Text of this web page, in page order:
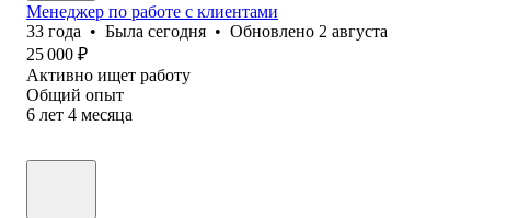
Менеджер по работе с клиентами
33 года • Была сегодня • Обновлено 2 августа
25 000 ₽
Активно ищет работу
Общий опыт
6 лет 4 месяца